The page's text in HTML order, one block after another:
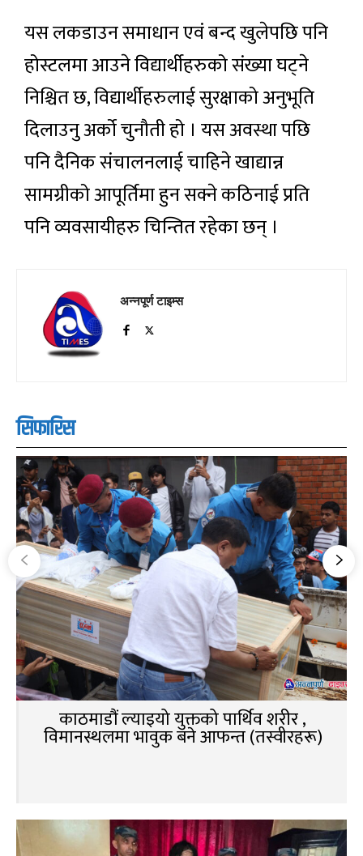
यस लकडाउन समाधान एवं बन्द खुलेपछि पनि
होस्टलमा आउने विद्यार्थीहरुको संख्या घट्ने
निश्चित छ, विद्यार्थीहरुलाई सुरक्षाको अनुभूति
दिलाउनु अर्को चुनौती हो । यस अवस्था पछि
पनि दैनिक संचालनलाई चाहिने खाद्यान्न
सामग्रीको आपूर्तिमा हुन सक्ने कठिनाई प्रति
पनि व्यवसायीहरु चिन्तित रहेका छन् ।
अन्नपूर्ण टाइम्स
सिफारिस
काठमाडौं ल्याइयो युक्तको पार्थिव शरीर ,
विमानस्थलमा भावुक बने आफन्त (तस्वीरहरू)